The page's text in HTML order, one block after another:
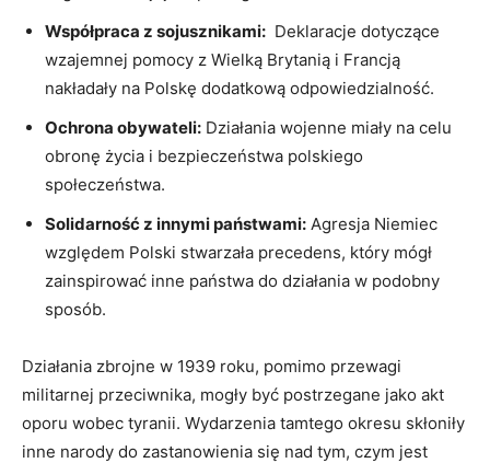
Współpraca ⁢z ⁢sojusznikami: ⁤ Deklaracje dotyczące
wzajemnej pomocy z Wielką Brytanią i Francją
nakładały na Polskę dodatkową odpowiedzialność.
Ochrona obywateli: Działania wojenne ⁤miały na celu
obronę życia i bezpieczeństwa polskiego
społeczeństwa.
Solidarność z innymi państwami: Agresja Niemiec
względem Polski stwarzała precedens, który mógł
zainspirować inne państwa‍ do działania w podobny
⁢sposób.
Działania zbrojne w 1939 roku, pomimo przewagi
⁢militarnej przeciwnika, mogły być postrzegane jako akt
oporu wobec tyranii. ⁣Wydarzenia⁤ tamtego okresu skłoniły
inne narody do zastanowienia się nad tym, czym jest